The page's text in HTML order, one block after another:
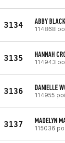
3134 ABBY BLACK
114868
3135 HANNAH
114943
3136 DANIELLE
114955
3137 MADELYN
115036